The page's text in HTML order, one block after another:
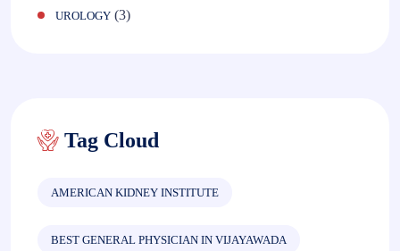
UROLOGY (3)
Tag Cloud
AMERICAN KIDNEY INSTITUTE
BEST GENERAL PHYSICIAN IN VIJAYAWADA